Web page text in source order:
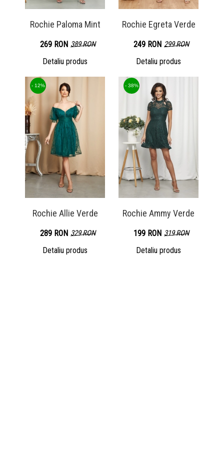
Rochie Paloma Mint
269 RON 389 RON
Detaliu produs
Rochie Egreta Verde
249 RON 299 RON
Detaliu produs
Rochie Allie Verde
- 12%
289 RON 329 RON
Detaliu produs
Rochie Ammy Verde
- 38%
199 RON 319 RON
Detaliu produs